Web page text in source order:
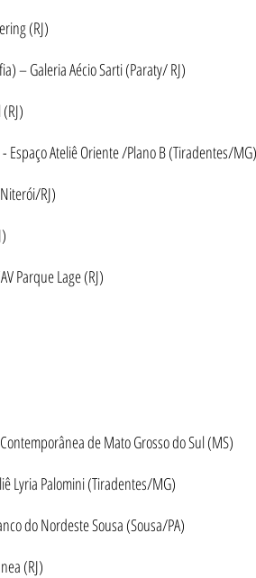
(RJ)
– Galeria Aécio Sarti (Paraty/ RJ)
Espaço Ateliê Oriente /Plano B (Tiradentes/MG)
RJ)
Parque Lage (RJ)
de Mato Grosso do Sul (MS)
Lyria Palomini (Tiradentes/MG)
do Nordeste Sousa (Sousa/PA)
(RJ)